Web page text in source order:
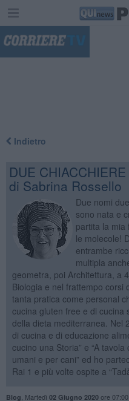
Indietro
DUE
di Sabrina Rossello
Due nomi
sono nata e
partita la mia
le molecole!
entrambe
multipla
geometra, poi Architettura, a
Biologia e nel frattempo corsi
tanta pratica come personal
cucina gluten free e di cucina
della dieta mediterranea. Nel
di cucina e di educazione
cucino una Storia” e “A
umani e per cani” ed ho
Rai 1 e più volte ospite a
Blog Martedì 02 Giugno 2020ore 07:00